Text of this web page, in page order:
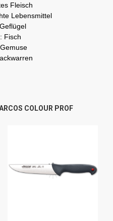
Fleisch
Lebensmittel
: Fisch
COLOUR PROF